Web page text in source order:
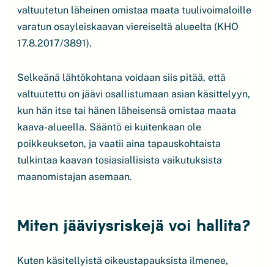
valtuutetun läheinen omistaa maata tuulivoimaloille
varatun osayleiskaavan viereiseltä alueelta (KHO
17.8.2017/3891).
Selkeänä lähtökohtana voidaan siis pitää, että
valtuutettu on jäävi osallistumaan asian käsittelyyn,
kun hän itse tai hänen läheisensä omistaa maata
kaava-alueella. Sääntö ei kuitenkaan ole
poikkeukseton, ja vaatii aina tapauskohtaista
tulkintaa kaavan tosiasiallisista vaikutuksista
maanomistajan asemaan.
Miten jääviysriskejä voi hallita?
Kuten käsitellyistä oikeustapauksista ilmenee,